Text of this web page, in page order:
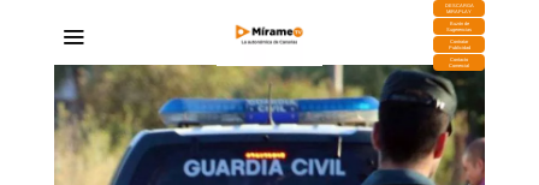
DESCARGA
MIRAPLAY
Buzón de
Sugerencias
Contratar
Publicidad
Contacto
Comercial